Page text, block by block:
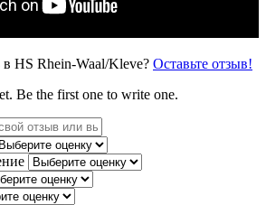
HS Rhein-Waal/Kleve? Оставьте отзыв!
Be the first one to write one.